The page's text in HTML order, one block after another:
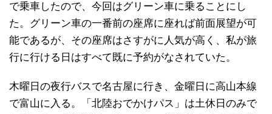
で乗車したので、今回はグリーン車に乗ることにし
た。グリーン車の一番前の座席に座れば前面展望が可
能であるが、その座席はさすがに人気が高く、私が旅
行に行ける日はすべて既に予約がなされていた。
木曜日の夜行バスで名古屋に行き、金曜日に高山本線
で富山に入る。「北陸おでかけパス」は土休日のみで